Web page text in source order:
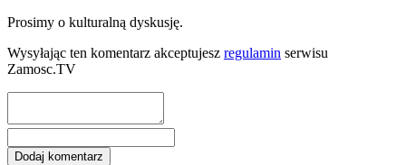
Prosimy o kulturalną dyskusję.
Wysyłając ten komentarz akceptujesz regulamin serwisu
Zamosc.TV